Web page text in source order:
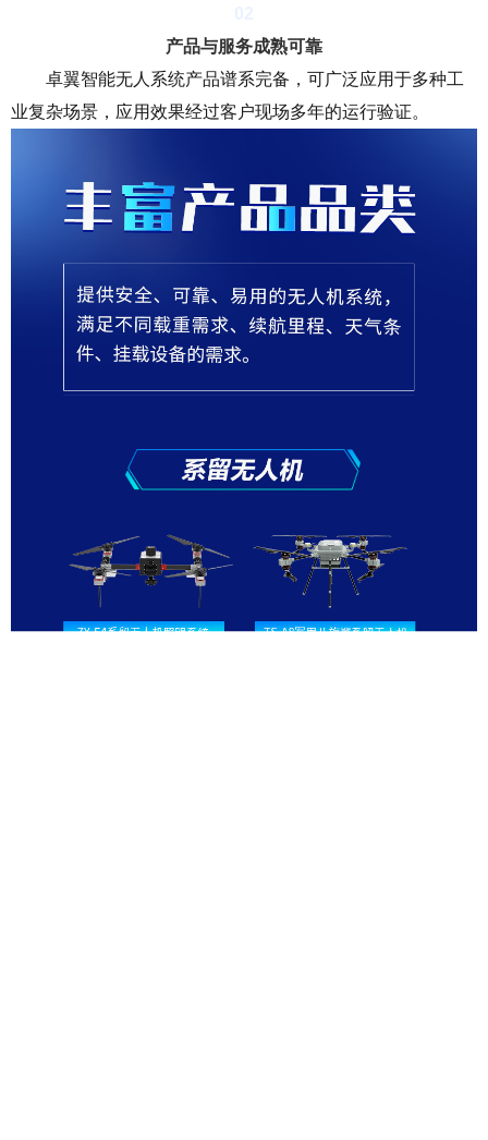
产品与服务成熟可靠
卓翼智能无人系统产品谱系完备，可广泛应用于多种工
业复杂场景，应用效果经过客户现场多年的运行验证。